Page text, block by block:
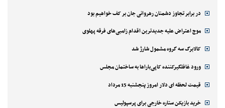
در برابر تجاوز دشمنان رهروانی جان بر کف خواهیم بود
موج اعتراض علیه جدیدترین اقدام زامبی‌های فرقه پهلوی
کالابرگ سه گروه مشمول شارژ شد
ورود غافلگیرکننده کاپی‌باراها به ساختمان مجلس
قیمت لحظه ای دلار امروز پنجشنبه 15 مرداد
خرید بازیکن ستاره خارجی برای پرسپولیس